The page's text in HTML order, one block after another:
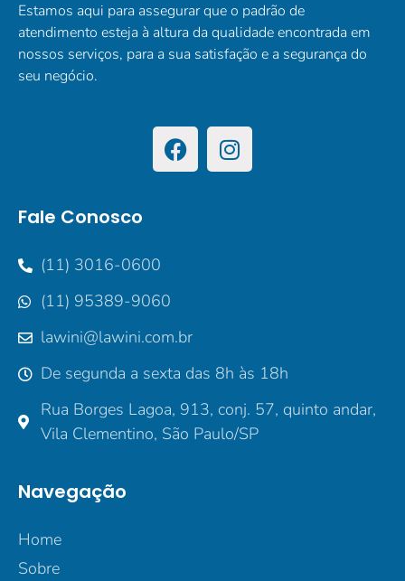
Estamos aqui para assegurar que o padrão de
atendimento esteja à altura da qualidade encontrada em
nossos serviços, para a sua satisfação e a segurança do
seu negócio.
Fale Conosco
(11) 3016-0600
(11) 95389-9060
lawini@lawini.com.br
De segunda a sexta das 8h às 18h
Rua Borges Lagoa, 913, conj. 57, quinto andar,
Vila Clementino, São Paulo/SP
Navegação
Home
Sobre